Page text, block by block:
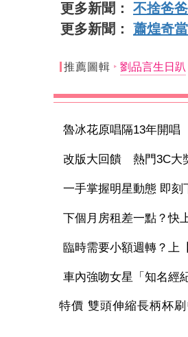
更多新聞： 不捨爸
更多新聞： 蕭煌奇
推薦圖輯 劉品言生日趴
魯冰花原唱隔13年開
改版大回饋 熱門3C大
一手掌握明星動態 即刻
下個月房租差一點？快
臨時需要小額週轉？上
車內強吻女星「知名經
特價 雙頭伸縮長柄杯刷